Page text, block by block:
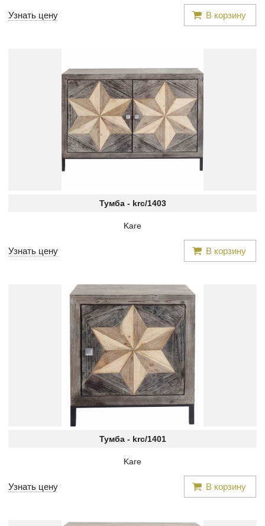
Узнать цену В корзину
Тумба - krc/1403
Kare
Узнать цену В корзину
Тумба - krc/1401
Kare
Узнать цену В корзину